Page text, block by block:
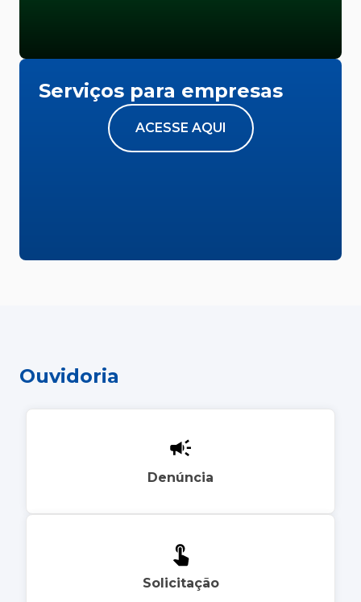
Serviços para empresas
ACESSE AQUI
Ouvidoria
Denúncia
Solicitação